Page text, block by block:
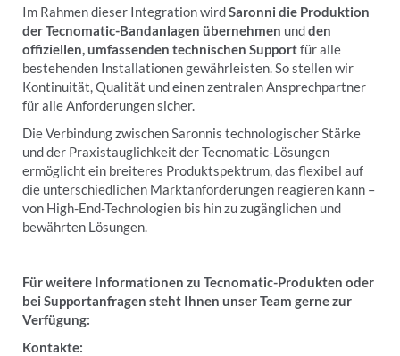
Im Rahmen dieser Integration wirdSaronni die Produktion
der Tecnomatic-Bandanlagen übernehmen undden
offiziellen, umfassenden technischen Supportfür alle
bestehenden Installationen gewährleisten. So stellen wir
Kontinuität, Qualität und einen zentralen Ansprechpartner
für alle Anforderungen sicher.
Die Verbindung zwischen Saronnis technologischer Stärke
und der Praxistauglichkeit der Tecnomatic-Lösungen
ermöglicht ein breiteres Produktspektrum, das flexibel auf
die unterschiedlichen Marktanforderungen reagieren kann –
von High-End-Technologien bis hin zu zugänglichen und
bewährten Lösungen.
Für weitere Informationen zu Tecnomatic-Produkten oder
bei Supportanfragen steht Ihnen unser Team gerne zur
Verfügung:
Kontakte: